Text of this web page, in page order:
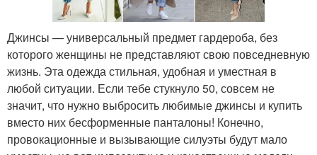
Джинсы — универсальный предмет гардероба, без
которого женщины не представляют свою повседневную
жизнь. Эта одежда стильная, удобная и уместная в
любой ситуации. Если тебе стукнуло 50, совсем не
значит, что нужно выбросить любимые джинсы и купить
вместо них бесформенные панталоны! Конечно,
провокационные и вызывающие силуэты будут мало